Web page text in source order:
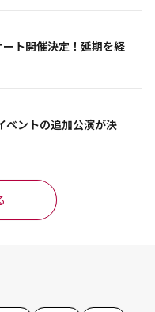
ト開催決定！延期を経
ベントの追加公演が決